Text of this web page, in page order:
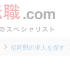
福岡県の求人を探す